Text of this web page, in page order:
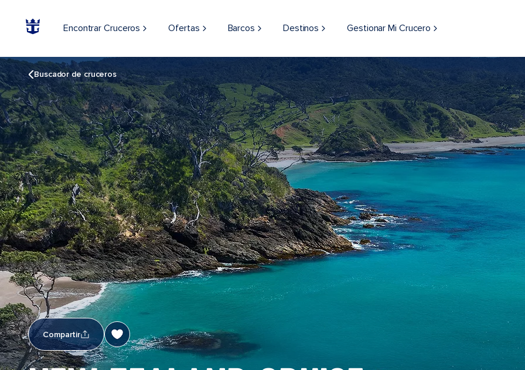
Encontrar Cruceros Ofertas Barcos Destinos Gestionar Mi Crucero
Buscador de cruceros
Compartir